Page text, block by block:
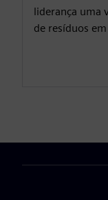
liderança uma
de resíduos